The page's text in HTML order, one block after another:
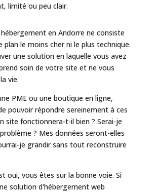
limité ou peu clair.
en Andorre ne consiste
plan le moins cher ni le plus technique.
une solution en laquelle vous avez
soin de votre site et ne vous
vie.
PME ou une boutique en ligne,
pouvoir répondre sereinement à ces
site fonctionnera-t-il bien ? Serai-je
? Mes données seront-elles
je grandir sans tout reconstruire
oui, vous êtes sur la bonne voie. Si
solution d'hébergement web